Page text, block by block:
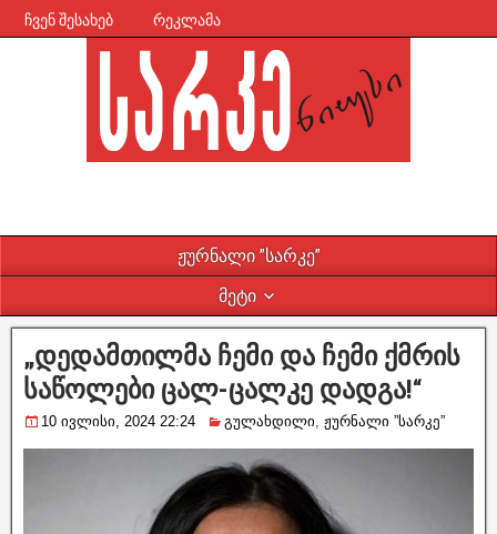
ჩვენ შესახებ რეკლამა
ჟურნალი ”სარკე”
მეტი
„დედამთილმა ჩემი და ჩემი ქმრის
საწოლები ცალ-ცალკე დადგა!“
10 ივლისი, 2024 22:24 გულახდილი, ჟურნალი ”სარკე”